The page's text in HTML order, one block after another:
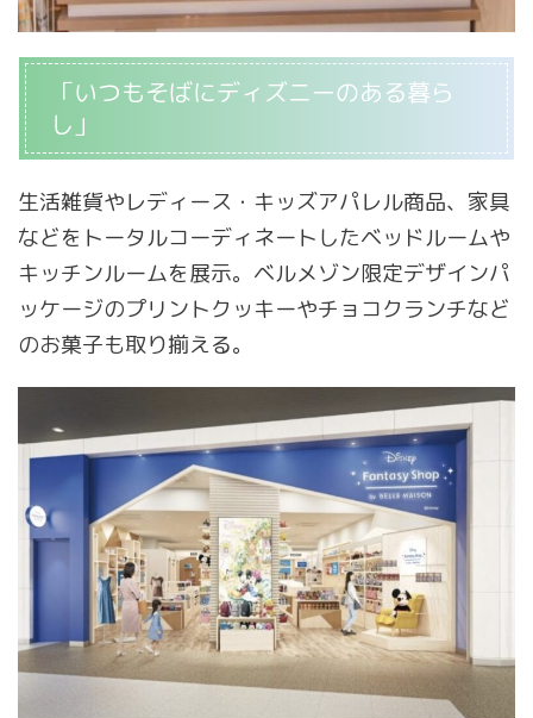
「いつもそばにディズニーのある暮ら
し」
生活雑貨やレディース・キッズアパレル商品、家具
などをトータルコーディネートしたベッドルームや
キッチンルームを展示。ベルメゾン限定デザインパ
ッケージのプリントクッキーやチョコクランチなど
のお菓子も取り揃える。